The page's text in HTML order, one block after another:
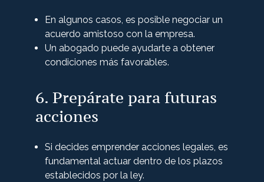
En algunos casos, es posible negociar un
acuerdo amistoso con la empresa.
Un abogado puede ayudarte a obtener
condiciones más favorables.
6. Prepárate para futuras
acciones
Si decides emprender acciones legales, es
fundamental actuar dentro de los plazos
establecidos por la ley.